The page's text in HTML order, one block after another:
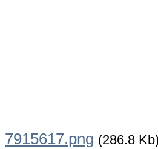
7915617.png (286.8